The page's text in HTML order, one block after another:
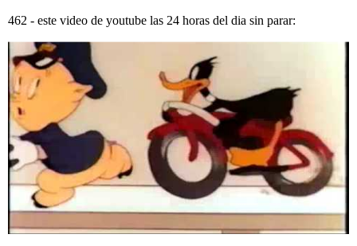
462 - este video de youtube las 24 horas del dia sin parar: